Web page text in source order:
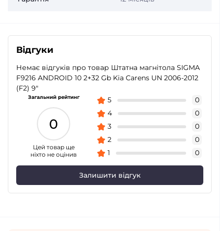
Відгуки
Немає відгуків про товар Штатна магнітола SIGMA
F9216 ANDROID 10 2+32 Gb Kia Carens UN 2006-2012
(F2) 9"
Загальний рейтинг
0
Цей товар ще
ніхто не оцінив
5
0
4
0
3
0
2
0
1
0
Залишити відгук